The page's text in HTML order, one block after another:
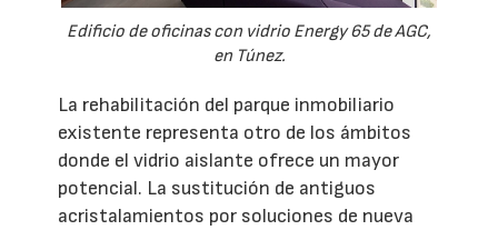
Edificio de oficinas con vidrio Energy 65 de AGC,
en Túnez.
La rehabilitación del parque inmobiliario
existente representa otro de los ámbitos
donde el vidrio aislante ofrece un mayor
potencial. La sustitución de antiguos
acristalamientos por soluciones de nueva